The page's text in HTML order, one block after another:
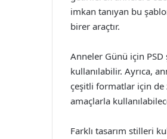
imkan tanıyan bu
birer araçtır.
Anneler Günü için
kullanılabilir. Ayrıca,
çeşitli formatlar için de
amaçlarla
Farklı tasarım stilleri